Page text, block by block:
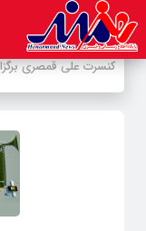
کنسرت علی قمصری